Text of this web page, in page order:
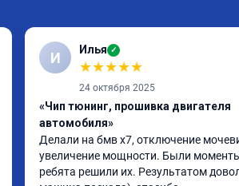
И Илья ✓
★★★★★
24 октября 2025
«Чип тюнинг, прошивка двигателя
автомобиля»
Делали на бмв х7, отключение
увеличение мощности. Были
ребята решили их. Результатом